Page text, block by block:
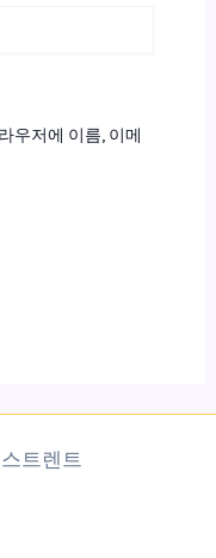
우저에 이름, 이메
트렌트